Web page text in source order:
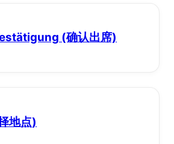
(确认出席)
地点)